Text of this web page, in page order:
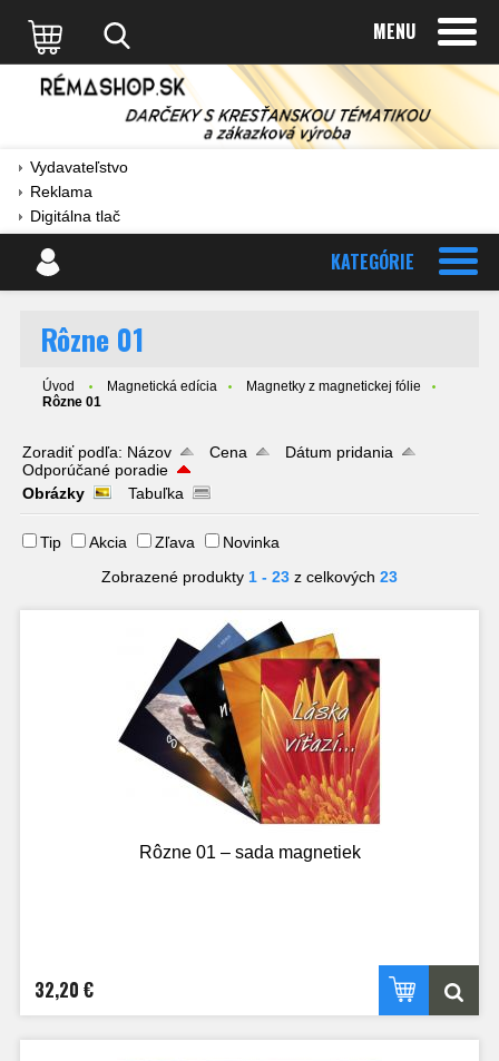
MENU
Vydavateľstvo
Reklama
Digitálna tlač
KATEGÓRIE
Rôzne 01
Úvod Magnetická edícia
Magnetky z magnetickej fólie
Rôzne 01
Zoradiť podľa: Názov Cena
Dátum pridania
Odporúčané poradie
Obrázky
Tabuľka
Tip Akcia Zľava
Novinka
Zobrazené produkty 1 - 23 z celkových 23
Rôzne 01 – sada magnetiek
32,20 €